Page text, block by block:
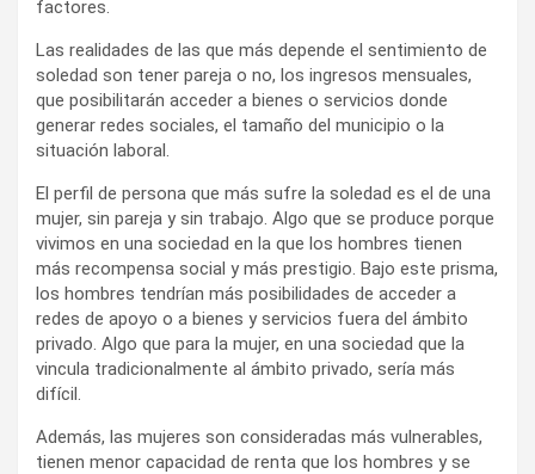
factores.
Las realidades de las que más depende el sentimiento de
soledad son tener pareja o no, los ingresos mensuales,
que posibilitarán acceder a bienes o servicios donde
generar redes sociales, el tamaño del municipio o la
situación laboral.
El perfil de persona que más sufre la soledad es el de una
mujer, sin pareja y sin trabajo. Algo que se produce porque
vivimos en una sociedad en la que los hombres tienen
más recompensa social y más prestigio. Bajo este prisma,
los hombres tendrían más posibilidades de acceder a
redes de apoyo o a bienes y servicios fuera del ámbito
privado. Algo que para la mujer, en una sociedad que la
vincula tradicionalmente al ámbito privado, sería más
difícil.
Además, las mujeres son consideradas más vulnerables,
tienen menor capacidad de renta que los hombres y se